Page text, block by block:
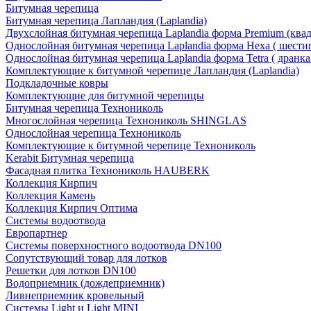
Битумная черепица
Битумная черепица Лапландия (Laplandia)
Двухслойная битумная черепица Laplandia форма Premium
Однослойная битумная черепица Laplandia форма Hexa (
Однослойная битумная черепица Laplandia форма Tetra (
Комплектующие к битумной черепице Лапландия (Laplandia)
Подкладочные ковры
Комплектующие для битумной черепицы
Битумная черепица Технониколь
Многослойная черепица Технониколь SHINGLAS
Однослойная черепица Технониколь
Комплектующие к битумной черепице Технониколь
Kerabit Битумная черепица
Фасадная плитка Технониколь HAUBERK
Кол​лекция Кирпич
Кол​лекция Камень
Коллекция Кирпич Оптима
Системы водоотвода
Европартнер
Системы поверхностного водоотвода DN100
Сопутствующий товар для лотков
Решетки для лотков DN100
Водоприемник (дождеприемник)
Ливнеприемник кровельный
Системы Light и Light MINI